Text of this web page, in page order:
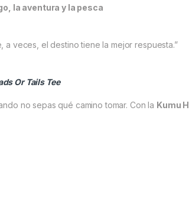
la aventura y la pesca
a veces, el destino tiene la mejor respuesta.”
Or Tails Tee
no sepas qué camino tomar. Con la Kumu